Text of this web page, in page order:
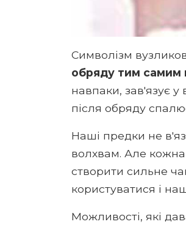
Символізм
обряду тим самим
навпаки, зав'язує у
після обряду
Наші предки не
волхвам. Але
створити сильне
користуватися і
Можливості, які